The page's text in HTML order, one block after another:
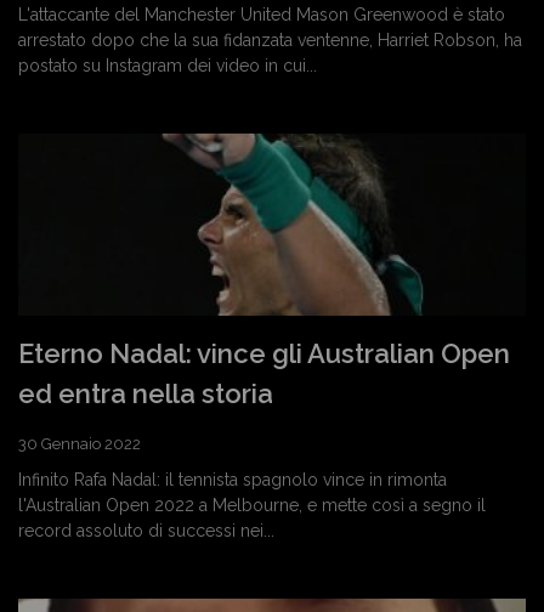
L'attaccante del Manchester United Mason Greenwood è stato
arrestato dopo che la sua fidanzata ventenne, Harriet Robson, ha
postato su Instagram dei video in cui...
Eterno Nadal: vince gli Australian Open
ed entra nella storia
30 Gennaio 2022
Infinito Rafa Nadal: il tennista spagnolo vince in rimonta
l'Australian Open 2022 a Melbourne, e mette così a segno il
record assoluto di successi nei...